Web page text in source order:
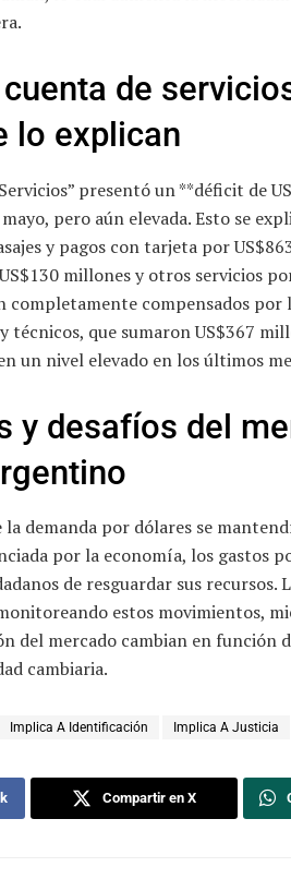
de
lo explican
presentó un **déficit de
pero aún elevada. Esto se
y pagos con tarjeta por
millones y otros servicios
completamente compensados por
técnicos, que sumaron US$367
un nivel elevado en los últimos
y desafíos del
demanda por dólares se
por la economía, los gastos
de resguardar sus recursos.
estos movimientos,
del mercado cambian en función
cambiaria.
Implica A Identificación Implica A Justicia
Compartir en X